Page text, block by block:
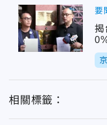
要
揭
圖
相關標籤：